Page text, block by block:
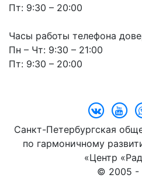
Пт: 9:30 – 20:00
Часы работы телефона
Пн – Чт: 9:30 – 21:00
Пт: 9:30 – 20:00
Санкт-Петербургская
по гармоничному
«Центр
© 2005 -